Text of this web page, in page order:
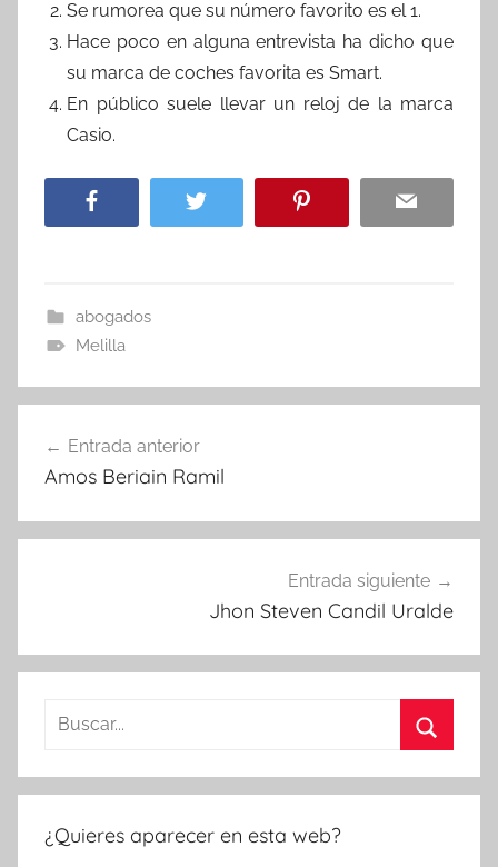
Se rumorea que su número favorito es el 1.
Hace poco en alguna entrevista ha dicho que
su marca de coches favorita es Smart.
En público suele llevar un reloj de la marca
Casio.
abogados
Melilla
de
Entrada anterior
Amos Beriain Ramil
Entrada siguiente
Jhon Steven Candil Uralde
Buscar:
¿Quieres aparecer en esta web?